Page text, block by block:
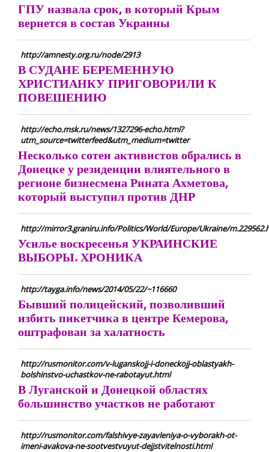
ГПУ назвала срок, в который Крым
вернется в состав Украины
http://amnesty.org.ru/node/2913
В СУДАНЕ БЕРЕМЕННУЮ
ХРИСТИАНКУ ПРИГОВОРИЛИ К
ПОВЕШЕНИЮ
http://echo.msk.ru/news/1327296-echo.html?
utm_source=twitterfeed&utm_medium=twitter
Несколько сотен активистов обрались в
Донецке у резиденции влиятельного в
регионе бизнесмена Рината Ахметова,
который выступил против ДНР
http://mirror3.graniru.info/Politics/World/Europe/Ukraine/
Усилье воскресенья УКРАИНСКИЕ
ВЫБОРЫ. ХРОНИКА
http://tayga.info/news/2014/05/22/~116660
Бывший полицейский, позволивший
избить пикетчика в центре Кемерова,
оштрафован за халатность
http://rusmonitor.com/v-luganskojj-i-doneckojj-oblastyakh-
bolshinstvo-uchastkov-ne-rabotayut.html
В Луганской и Донецкой областях
большинство участков не работают
http://rusmonitor.com/falshivye-zayavleniya-o-vyborakh-ot-
imeni-avakova-ne-sootvestvuyut-dejjstvitelnosti.html